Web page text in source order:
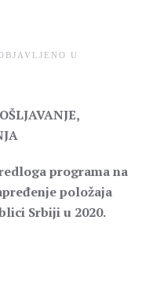
U
programa na
položaja
Srbiji u 2020.